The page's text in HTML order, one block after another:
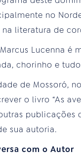
no
na literatura de
Lucenna é
chorinho e
de Mossoró,
o livro “As
sua autoria.
com o Autor